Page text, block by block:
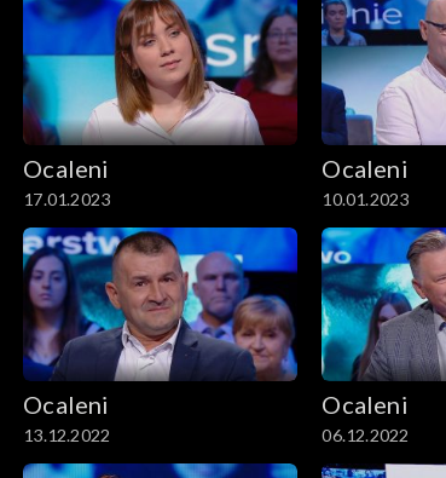
Ocaleni
17.01.2023
Ocaleni
10.01.2023
Ocaleni
13.12.2022
Ocaleni
06.12.2022